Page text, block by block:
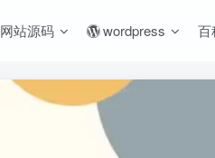
网站源码 wordpress 百